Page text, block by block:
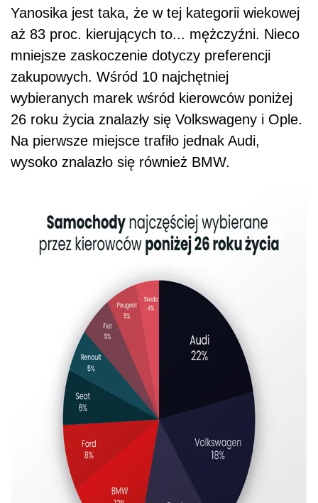
Yanosika jest taka, że w tej kategorii wiekowej
aż 83 proc. kierujących to... mężczyźni. Nieco
mniejsze zaskoczenie dotyczy preferencji
zakupowych. Wśród 10 najchętniej
wybieranych marek wśród kierowców poniżej
26 roku życia znalazły się Volkswageny i Ople.
Na pierwsze miejsce trafiło jednak Audi,
wysoko znalazło się również BMW.